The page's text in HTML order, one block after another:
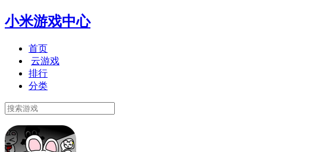
小米游戏中心
首页
云游戏
排行
分类